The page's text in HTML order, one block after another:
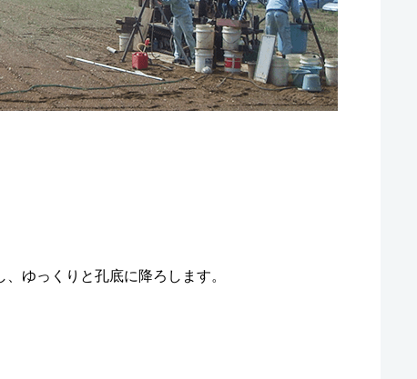
ゆっくりと孔底に降ろします。